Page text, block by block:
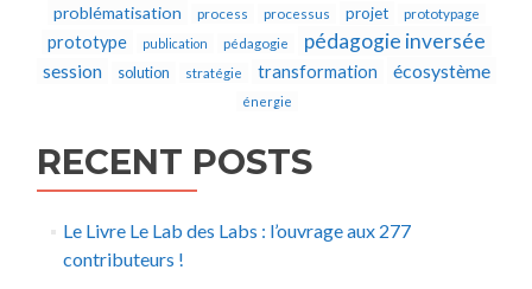
problématisation process processus projet prototypage
prototype publication pédagogie pédagogie inversée
session solution stratégie transformation écosystème
énergie
RECENT POSTS
Le Livre Le Lab des Labs : l’ouvrage aux 277
contributeurs !